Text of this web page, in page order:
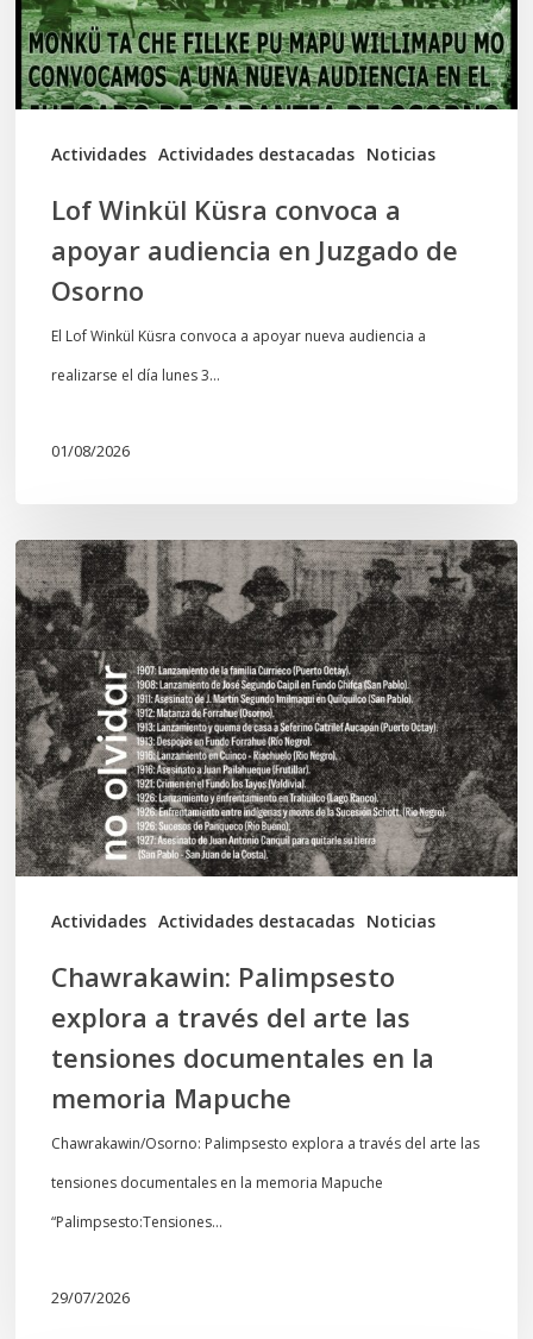
Actividades Actividades destacadas Noticias
audiencia
en
Juzgado
Lof Winkül Küsra convoca a
apoyar audiencia en Juzgado de
Osorno
El Lof Winkül Küsra convoca a apoyar nueva audiencia a
realizarse el día lunes 3…
01/08/2026
Actividades Actividades destacadas Noticias
Chawrakawin:
Palimpsesto
explora
a
través
del
arte
las
tensiones
documentales
memoria
Mapuche
Chawrakawin: Palimpsesto
explora a través del arte las
tensiones documentales en la
memoria Mapuche
Chawrakawin/Osorno: Palimpsesto explora a través del arte las
tensiones documentales en la memoria Mapuche
“Palimpsesto:Tensiones…
29/07/2026